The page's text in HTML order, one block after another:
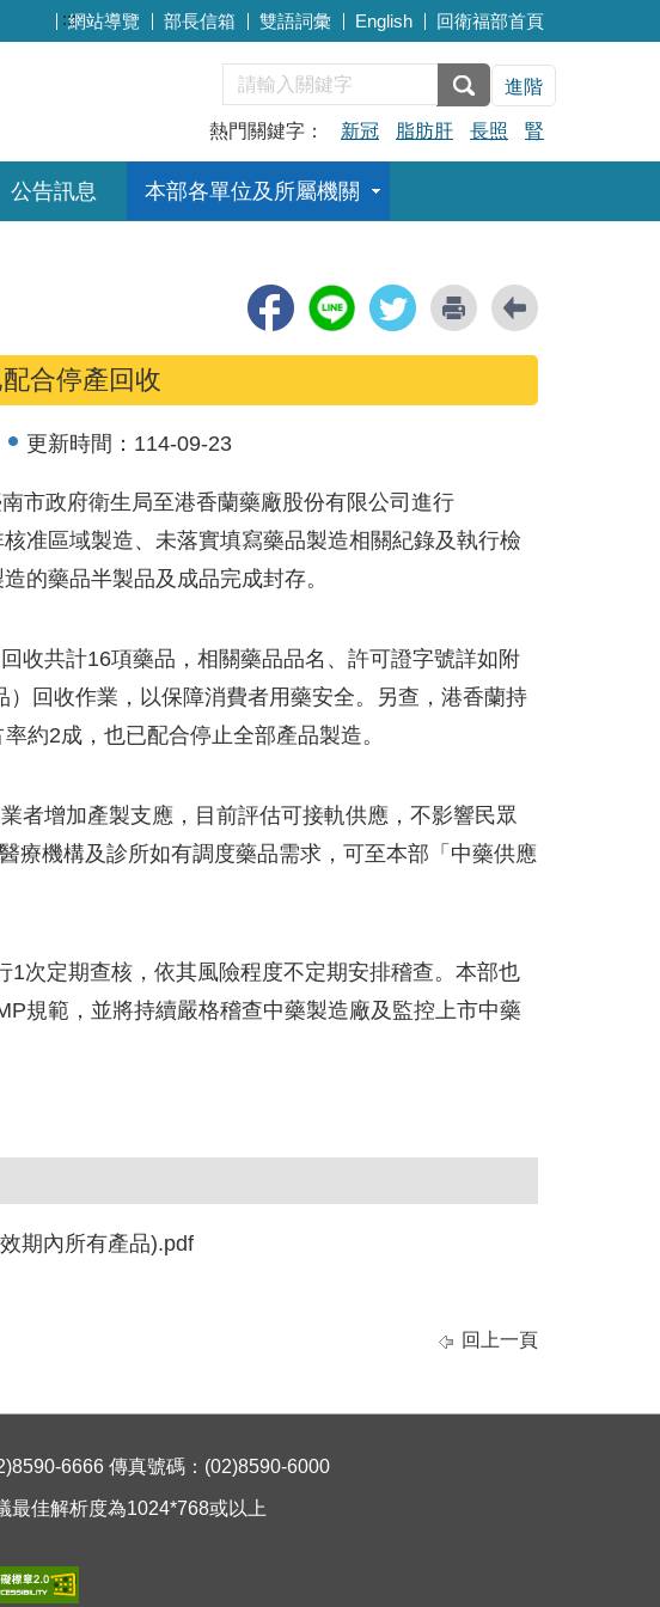
:::網站導覽 部長信箱 雙語詞彙 English 回衛福部首頁
進階
熱門關鍵字： 新冠 脂肪肝 長照 腎
公告訊息 本部各單位及所屬機關
合停產回收
更新時間： 114-09-23
市政府衛生局至港香蘭藥廠股份有限公司進行
准區域製造、未落實填寫藥品製造相關紀錄及執行檢
的藥品半製品及成品完成封存。
收共計16項藥品，相關藥品品名、許可證字號詳如附
回收作業，以保障消費者用藥安全。另查，港香蘭持
約2成，也已配合停止全部產品製造。
者增加產製支應，目前評估可接軌供應，不影響民眾
療機構及診所如有調度藥品需求，可至本部「中藥供應
次定期查核，依其風險程度不定期安排稽查。本部也
規範，並將持續嚴格稽查中藥製造廠及監控上市中藥
期內所有產品).pdf
回上一頁
6666 傳真號碼：(02)8590-6000
最佳解析度為1024*768或以上